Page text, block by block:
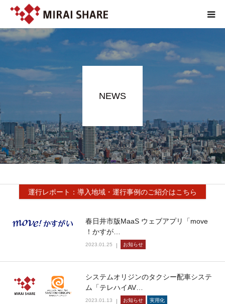
NEWS
運行レポート：導入地域・運行事例のご紹介はこちら
春日井市版MaaS ウェブアプリ「move
！かすが…
2023.01.25 お知らせ
システムオリジンのタクシー配車システ
ム「テレハイAV…
2023.01.13 お知らせ 実用化
NEWS
TECHNOLOGY
SERVICE
REPORT
ABOUT